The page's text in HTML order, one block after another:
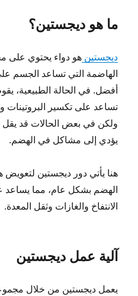
ما هو ديجستين؟
ديجستينهو دواء يحتوي على
الهاضمة التي تساعد الجسم
أفضل. في الحالة الطبيعية،
تساعد على تكسير البروتينات
ولكن في بعض الحالات قد يقل
يؤدي إلى مشاكل في الهضم.
هنا يأتي دور ديجستين
الهضم بشكل عام، مما يساعد
الانتفاخ والغازات وثقل المعدة.
آلية عمل ديجستين
يعمل ديجستين من خلال